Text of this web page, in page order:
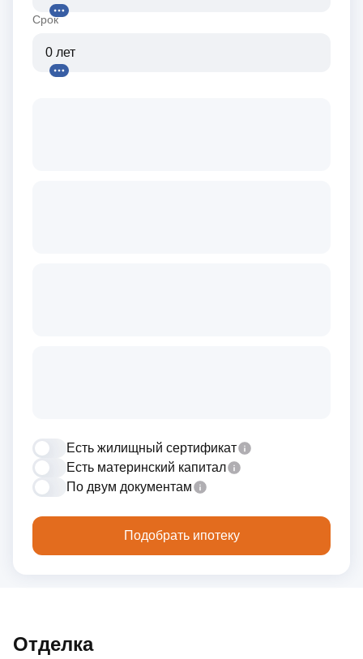
Срок
Есть жилищный сертификат
Есть материнский капитал
По двум документам
Подобрать ипотеку
Отделка